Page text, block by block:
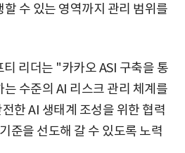
수 있는 영역까지 관리 범위를
리더는 "카카오 ASI 구축을 통
수준의 AI 리스크 관리 체계를
한 AI 생태계 조성을 위한 협력
준을 선도해 갈 수 있도록 노력